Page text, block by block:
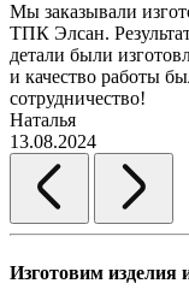
Мы заказывали
ТПК Элсан.
детали были
и качество работы
сотрудничество!
Наталья
13.08.2024
Изготовим изделия